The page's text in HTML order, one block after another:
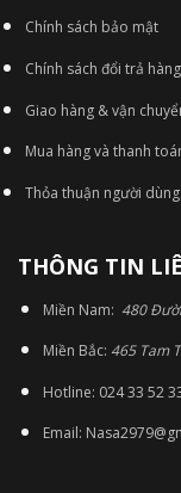
Chính sách bảo mật
Chính sách đổi trả hàng
Giao hàng & vận
Mua hàng và thanh
Thỏa thuận người dùng
THÔNG TIN
Miền Nam: 480
Miền Bắc: 465 Tam
Hotline: 024 33 52
Email: